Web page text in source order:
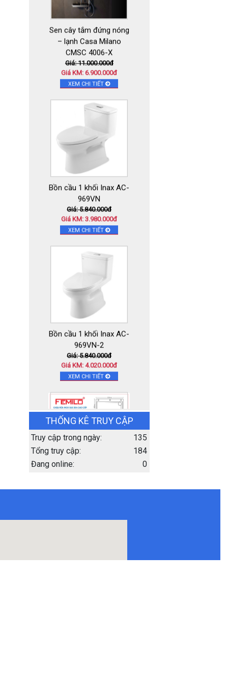
Sen cây tắm đứng nóng
– lạnh Casa Milano
CMSC 4006-X
Giá: 11.000.000đ
Giá KM: 6.900.000đ
XEM CHI TIẾT
Bồn cầu 1 khối Inax AC-
969VN
Giá: 5.840.000đ
Giá KM: 3.980.000đ
XEM CHI TIẾT
Bồn cầu 1 khối Inax AC-
969VN-2
Giá: 5.840.000đ
Giá KM: 4.020.000đ
XEM CHI TIẾT
chống xước KT( 80×48 )
THỐNG KÊ TRUY CẬP
Truy cập trong ngày:
135
Tổng truy cập:
184
Đang online:
0